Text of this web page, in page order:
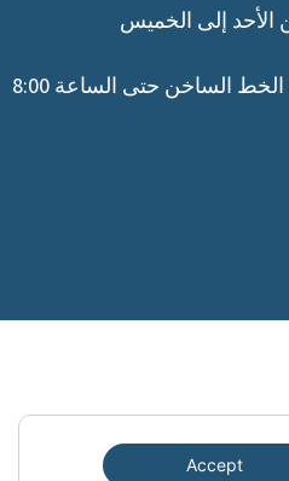
إلى الخميس
وفي أيام الثلاثاء، يعمل الخط الساخن حتى الساعة 8:00
Accept